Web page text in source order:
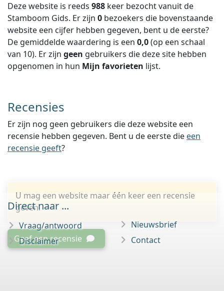
Deze website is reeds 988 keer bezocht vanuit de
Stamboom Gids. Er zijn 0 bezoekers die bovenstaande
website een cijfer hebben gegeven, bent u de eerste?
De gemiddelde waardering is een 0,0(op een schaal
van 10). Er zijn geen gebruikers die deze site hebben
opgenomen in hun Mijn favorieten lijst.
Recensies
Er zijn nog geen gebruikers die deze website een
recensie hebben gegeven. Bent u de eerste die een
recensie geeft?
U mag een website maar één keer een recensie
geven.
Geef een recensie
Direct naar ...
Vraag/antwoord
Disclaimer
Nieuwsbrief
Contact